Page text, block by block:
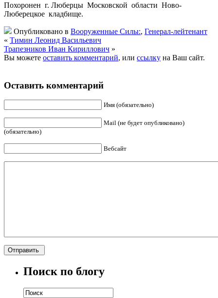
Похоронен г. Люберцы Московской области Ново-
Люберецкое кладбище.
Опубликовано в Вооруженные Силы:, Генерал-лейтенант
« Тимин Леонид Васильевич
Трапезников Иван Кириллович »
Вы можете оставить комментарий, или ссылку на Ваш сайт.
Оставить комментарий
Имя (обязательно)
Mail (не будет опубликовано)
(обязательно)
Вебсайт
Поиск по блогу